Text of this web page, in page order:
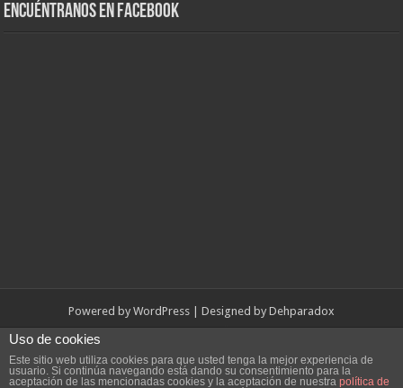
Encuéntranos en Facebook
Powered by WordPress | Designed by Dehparadox
© Copyright 2010-2026, Dehparadox.es
Uso de cookies
Este sitio web utiliza cookies para que usted tenga la mejor experiencia de
usuario. Si continúa navegando está dando su consentimiento para la
aceptación de las mencionadas cookies y la aceptación de nuestra política de